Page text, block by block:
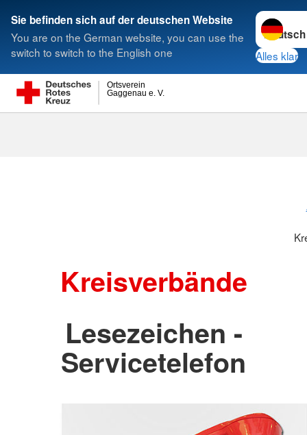
Sie befinden sich auf der deutschen Website
You are on the German website, you can use the
switch to switch to the English one
Sprache
Alles klar
Gaggenau e. V.
Ortsverein
Suche
Kreisverbände
Lesezeichen -
Servicetelefon